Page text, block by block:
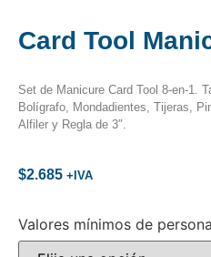
Card Tool
Set de Manicure Card Tool 8-en-1.
Bolígrafo, Mondadientes, Tijeras,
Alfiler y Regla de 3″.
$2.685 +IVA
Valores mínimos de